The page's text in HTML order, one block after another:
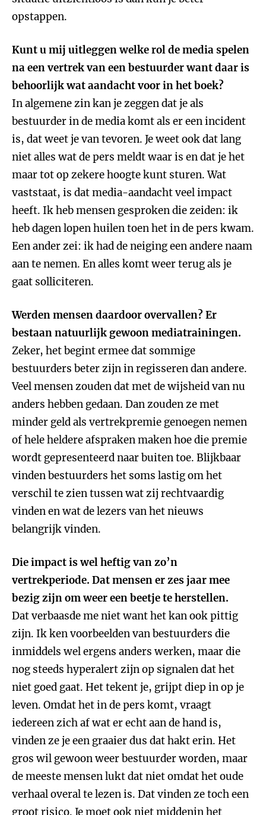
opstappen.
Kunt u mij uitleggen welke rol de media spelen
na een vertrek van een bestuurder want daar is
behoorlijk wat aandacht voor in het boek?
In algemene zin kan je zeggen dat je als
bestuurder in de media komt als er een incident
is, dat weet je van tevoren. Je weet ook dat lang
niet alles wat de pers meldt waar is en dat je het
maar tot op zekere hoogte kunt sturen. Wat
vaststaat, is dat media-aandacht veel impact
heeft. Ik heb mensen gesproken die zeiden: ik
heb dagen lopen huilen toen het in de pers kwam.
Een ander zei: ik had de neiging een andere naam
aan te nemen. En alles komt weer terug als je
gaat solliciteren.
Werden mensen daardoor overvallen? Er
bestaan natuurlijk gewoon mediatrainingen.
Zeker, het begint ermee dat sommige
bestuurders beter zijn in regisseren dan andere.
Veel mensen zouden dat met de wijsheid van nu
anders hebben gedaan. Dan zouden ze met
minder geld als vertrekpremie genoegen nemen
of hele heldere afspraken maken hoe die premie
wordt gepresenteerd naar buiten toe. Blijkbaar
vinden bestuurders het soms lastig om het
verschil te zien tussen wat zij rechtvaardig
vinden en wat de lezers van het nieuws
belangrijk vinden.
Die impact is wel heftig van zo’n
vertrekperiode. Dat mensen er zes jaar mee
bezig zijn om weer een beetje te herstellen.
Dat verbaasde me niet want het kan ook pittig
zijn. Ik ken voorbeelden van bestuurders die
inmiddels wel ergens anders werken, maar die
nog steeds hyperalert zijn op signalen dat het
niet goed gaat. Het tekent je, grijpt diep in op je
leven. Omdat het in de pers komt, vraagt
iedereen zich af wat er echt aan de hand is,
vinden ze je een graaier dus dat hakt erin. Het
gros wil gewoon weer bestuurder worden, maar
de meeste mensen lukt dat niet omdat het oude
verhaal overal te lezen is. Dat vinden ze toch een
groot risico. Je moet ook niet middenin het